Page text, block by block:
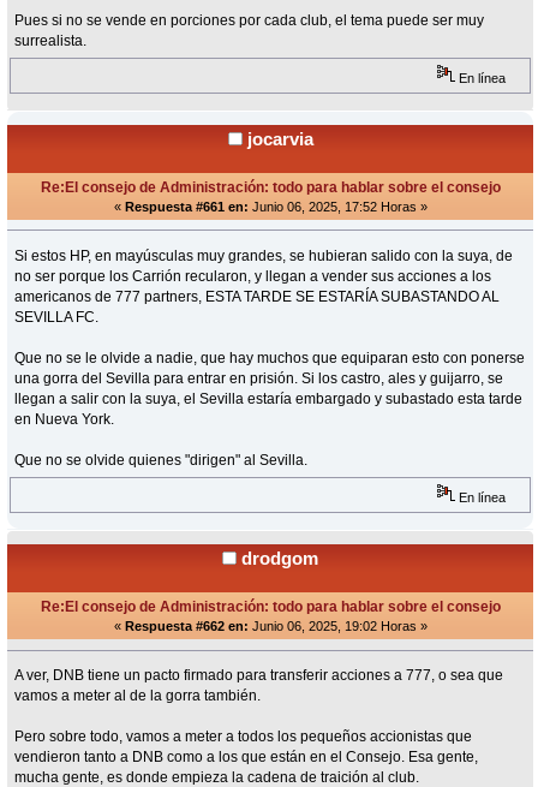
Pues si no se vende en porciones por cada club, el tema puede ser muy
surrealista.
En línea
jocarvia
Re:El consejo de Administración: todo para hablar sobre el consejo
« Respuesta #661 en: Junio 06, 2025, 17:52 Horas »
Si estos HP, en mayúsculas muy grandes, se hubieran salido con la suya, de
no ser porque los Carrión recularon, y llegan a vender sus acciones a los
americanos de 777 partners, ESTA TARDE SE ESTARÍA SUBASTANDO AL
SEVILLA FC.
Que no se le olvide a nadie, que hay muchos que equiparan esto con ponerse
una gorra del Sevilla para entrar en prisión. Si los castro, ales y guijarro, se
llegan a salir con la suya, el Sevilla estaría embargado y subastado esta tarde
en Nueva York.
Que no se olvide quienes "dirigen" al Sevilla.
En línea
drodgom
Re:El consejo de Administración: todo para hablar sobre el consejo
« Respuesta #662 en: Junio 06, 2025, 19:02 Horas »
A ver, DNB tiene un pacto firmado para transferir acciones a 777, o sea que
vamos a meter al de la gorra también.
Pero sobre todo, vamos a meter a todos los pequeños accionistas que
vendieron tanto a DNB como a los que están en el Consejo. Esa gente,
mucha gente, es donde empieza la cadena de traición al club.